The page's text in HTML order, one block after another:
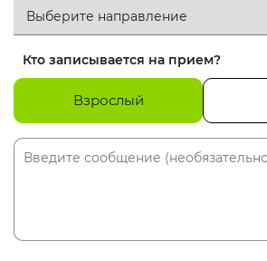
Кто записывается на прием?
Взрослый